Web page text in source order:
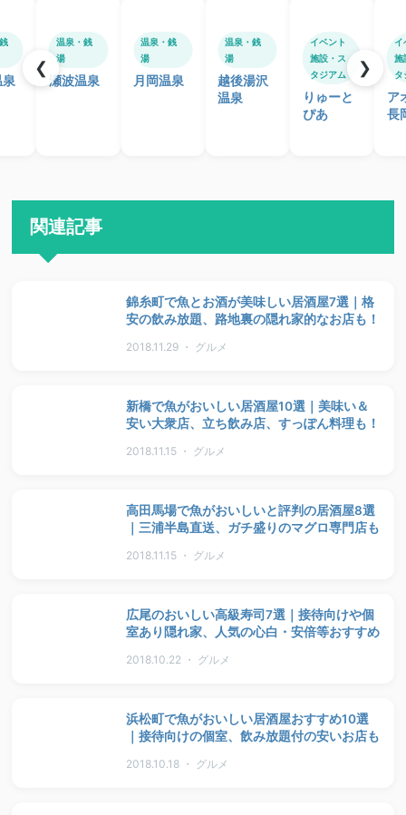
温泉・銭
湯
瀬波温泉
温泉・銭
湯
月岡温泉
温泉・銭
湯
越後湯沢
温泉
イベント
施設・ス
タジアム
りゅーと
ぴあ
イ
施
タ
ア
長
❮ ❯
関連記事
錦糸町で魚とお酒が美味しい居酒屋7選｜格
安の飲み放題、路地裏の隠れ家的なお店も！
2018.11.29 ・ グルメ
新橋で魚がおいしい居酒屋10選｜美味い＆
安い大衆店、立ち飲み店、すっぽん料理も！
2018.11.15 ・ グルメ
高田馬場で魚がおいしいと評判の居酒屋8選
｜三浦半島直送、ガチ盛りのマグロ専門店も
2018.11.15 ・ グルメ
広尾のおいしい高級寿司7選｜接待向けや個
室あり隠れ家、人気の心白・安倍等おすすめ
2018.10.22 ・ グルメ
浜松町で魚がおいしい居酒屋おすすめ10選
｜接待向けの個室、飲み放題付の安いお店も
2018.10.18 ・ グルメ